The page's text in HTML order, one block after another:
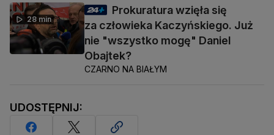
28 min
Prokuratura wzięła się
za człowieka Kaczyńskiego. Już
nie "wszystko mogę" Daniel
Obajtek?
CZARNO NA BIAŁYM
UDOSTĘPNIJ: